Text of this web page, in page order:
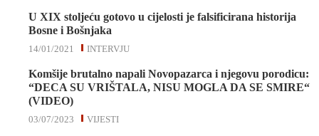
U XIX stoljeću gotovo u cijelosti je falsificirana historija
Bosne i Bošnjaka
INTERVJU
14/01/2021
Komšije brutalno napali Novopazarca i njegovu porodicu:
“DECA SU VRIŠTALA, NISU MOGLA DA SE SMIRE“
(VIDEO)
VIJESTI
03/07/2023